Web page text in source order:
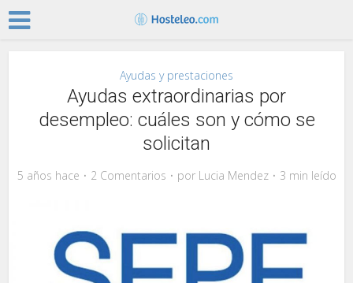
Ayudas y prestaciones
Ayudas extraordinarias por
desempleo: cuáles son y cómo se
solicitan
5 años hace 2 Comentarios por Lucia Mendez 3 min leído